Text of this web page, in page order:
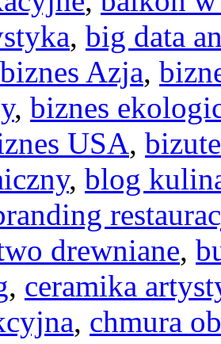
, big data
biznes Azja,
, biznes
USA,
, blog
drewniane,
, ceramika
, chmura